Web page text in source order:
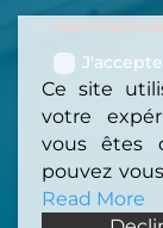
Ce site
votre
vous êtes
pouvez
Read More